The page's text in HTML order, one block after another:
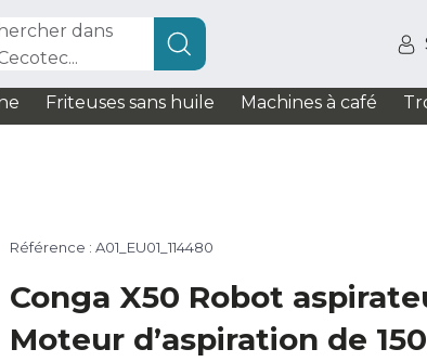
dans
Friteuses sans huile Machines à café
Référence : A01_EU01_114480
Conga X50 Robot
Moteur d’aspiration de